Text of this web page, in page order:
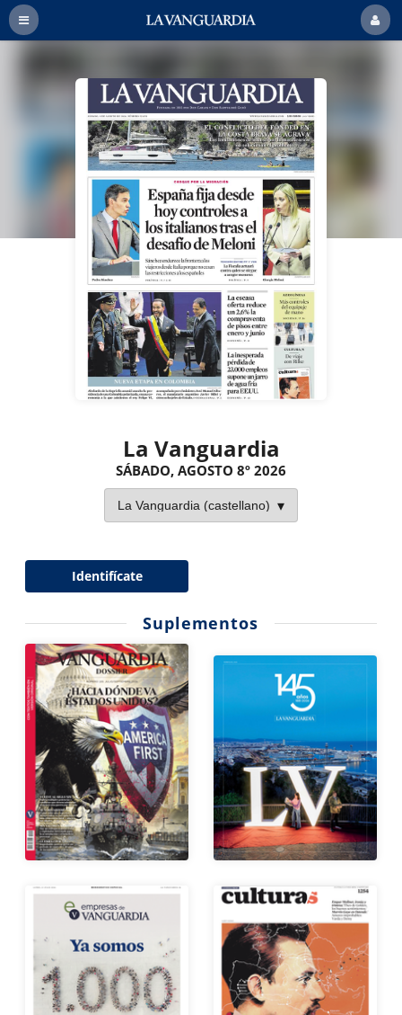
La Vanguardia
SÁBADO, AGOSTO 8º 2026
Identifícate
Suplementos